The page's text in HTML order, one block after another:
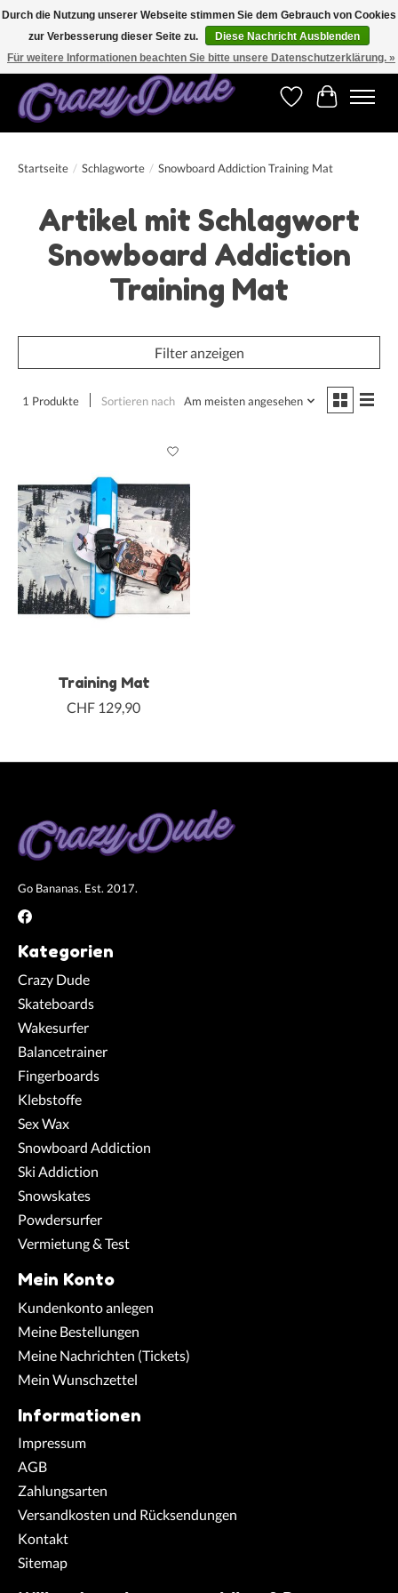
Versandkostenfrei bestellen ab CHF 200.00 in der Schweiz und ab EUR 250.00 in den
meisten Ländern weltweit.
Wunschzettel
Ihr
Startseite / Schlagworte / Snowboard Addiction Training Mat
Artikel mit Schlagwort
Snowboard Addiction
Training Mat
Filter anzeigen
1 Produkte Sortieren nach Am meisten angesehen
Training Mat
CHF 129,90
Go Bananas. Est. 2017.
Kategorien
Crazy Dude
Skateboards
Wakesurfer
Balancetrainer
Fingerboards
Klebstoffe
Sex Wax
Snowboard Addiction
Ski Addiction
Snowskates
Powdersurfer
Vermietung & Test
Mein Konto
Kundenkonto anlegen
Meine Bestellungen
Meine Nachrichten (Tickets)
Mein Wunschzettel
Informationen
Impressum
AGB
Zahlungsarten
Versandkosten und Rücksendungen
Kontakt
Sitemap
Durch die Nutzung unserer Webseite stimmen Sie dem Gebrauch von Cookies
zur Verbesserung dieser Seite zu.
Diese Nachricht Ausblenden
Für weitere Informationen beachten Sie bitte unsere Datenschutzerklärung. »